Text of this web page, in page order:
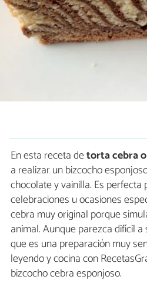
En esta receta detorta cebra
a realizar un bizcocho
chocolate y vainilla. Es perfecta
celebraciones u ocasiones
cebra muy original porque
animal. Aunque parezca difícil
que es una preparación muy
leyendo y cocina con
bizcocho cebra esponjoso.